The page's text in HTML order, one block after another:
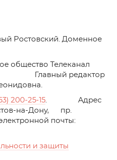
Ростовский. Доменное
общество Телеканал
Главный редактор
200-25-15. Адрес
на-Дону, пр.
почты:
и защиты